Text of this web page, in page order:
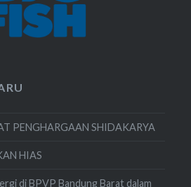
PENGHARGAAN SHIDAKARYA
HIAS
di BPVP Bandung Barat dalam